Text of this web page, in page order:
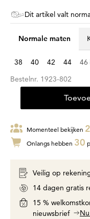
Dit artikel valt
Normale maten
38 40 42 44 46
Bestelnr. 1923-802
Momenteel bekijken
Onlangs hebben 30
Veilig op
14 dagen gratis
15 %
nieuwsbrief